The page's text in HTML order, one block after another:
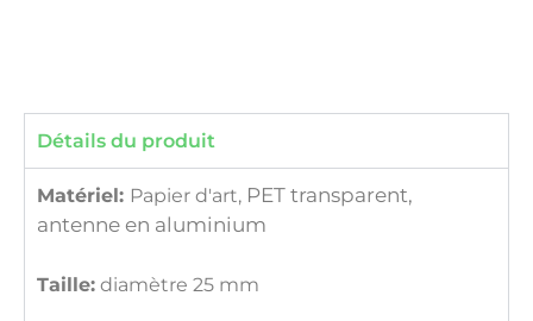
Détails du produit
Matériel: Papier d'art, PET transparent,
antenne en aluminium
Taille: diamètre 25 mm